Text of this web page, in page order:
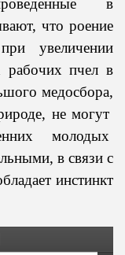
в
что роение
увеличении
рабочих пчел в
медосбора,
не могут
молодых
в связи с
инстинкт